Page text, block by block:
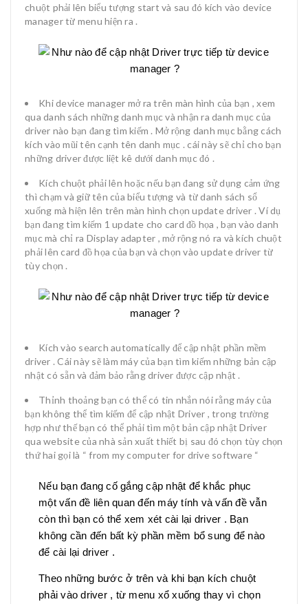
chuột phải lên biểu tượng start và sau đó kích vào device
manager từ menu hiện ra .
Khi device manager mở ra trên màn hình của bạn , xem
qua danh sách những danh mục và nhận ra danh mục của
driver nào bạn đang tìm kiếm . Mở rộng danh mục bằng cách
kích vào mũi tên cạnh tên danh mục . cái này sẽ chỉ cho bạn
những driver được liệt kê dưới danh mục đó .
Kích chuột phải lên hoặc nếu bạn đang sử dụng cảm ứng
thì chạm và giữ tên của biểu tượng và từ danh sách sổ
xuống mà hiện lên trên màn hình chọn update driver . Ví dụ
bạn đang tìm kiếm 1 update cho card đồ họa , bạn vào danh
mục mà chỉ ra Display adapter , mở rộng nó ra và kích chuột
phải lên card đồ họa của bạn và chọn vào update driver từ
tùy chọn .
Kích vào search automatically để cập nhật phần mềm
driver . Cái này sẽ làm máy của bạn tìm kiếm những bản cập
nhật có sẵn và đảm bảo rằng driver được cập nhật .
Thỉnh thoảng bạn có thể có tin nhắn nói rằng máy của
bạn không thể tìm kiếm để cập nhật Driver , trong trường
hợp như thế bạn có thể phải tìm một bản cập nhật Driver
qua website của nhà sản xuất thiết bị sau đó chọn tùy chọn
thứ hai gọi là “ from my computer for drive software “
Nếu bạn đang cố gắng cập nhật để khắc phục
một vấn đề liên quan đến máy tính và vấn đề vẫn
còn thì bạn có thể xem xét cài lại driver . Bạn
không cần đến bất kỳ phần mềm bổ sung để nào
để cài lại driver .
Theo những bước ở trên và khi bạn kích chuột
phải vào driver , từ menu xổ xuống thay vì chọn